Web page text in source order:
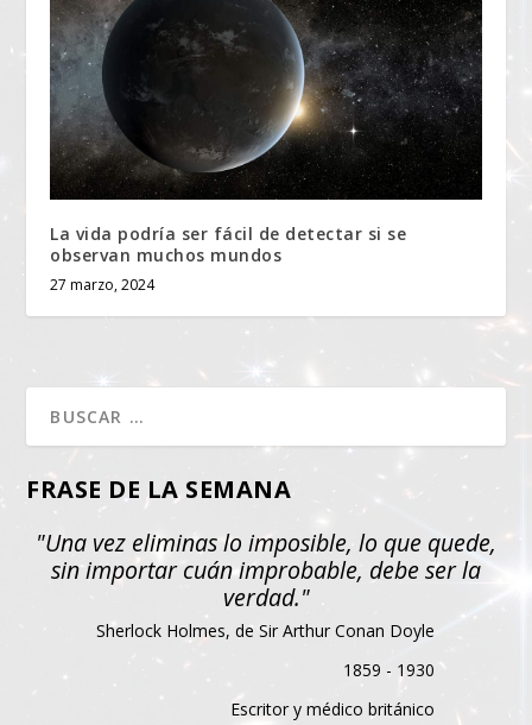
La vida podría ser fácil de detectar si se
observan muchos mundos
27 marzo, 2024
FRASE DE LA SEMANA
"Una vez eliminas lo imposible, lo que quede,
sin importar cuán improbable, debe ser la
verdad."
Sherlock Holmes, de Sir Arthur Conan Doyle
1859 - 1930
Escritor y médico británico